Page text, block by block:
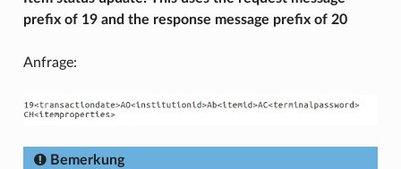
prefix of 19 and the response message prefix of 20
Anfrage:
Bemerkung